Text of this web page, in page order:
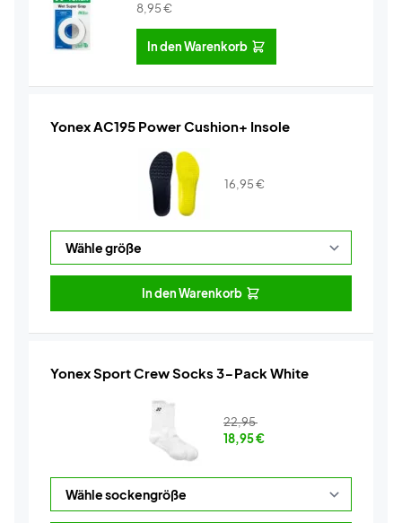
8,95€
In den Warenkorb
Yonex AC195 Power Cushion+ Insole
16,95€
In den Warenkorb
Yonex Sport Crew Socks 3-Pack White
22,95
18,95€